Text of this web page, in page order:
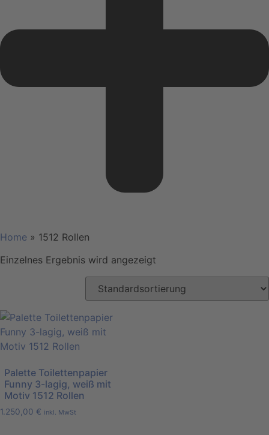
Home » 1512 Rollen
Einzelnes Ergebnis wird angezeigt
Palette Toilettenpapier
Funny 3-lagig, weiß mit
Motiv 1512 Rollen
1.250,00 € inkl. MwSt